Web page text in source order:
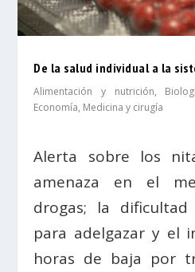
De la salud individual a la
Alimentación y nutrición,
Economía, Medicina y cirugía
Alerta sobre los
amenaza en el
drogas; la
para adelgazar y el
horas de baja por